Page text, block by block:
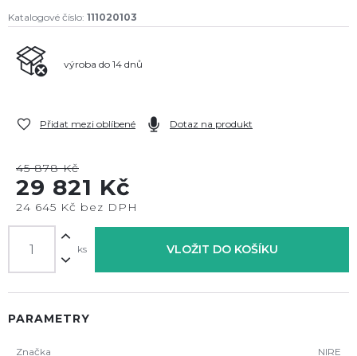
Katalogové číslo: 111020103
výroba do 14 dnů
Přidat mezi oblíbené Dotaz na produkt
45 878 Kč
29 821 Kč
24 645 Kč bez DPH
ks VLOŽIT DO KOŠÍKU
PARAMETRY
Značka NIRE